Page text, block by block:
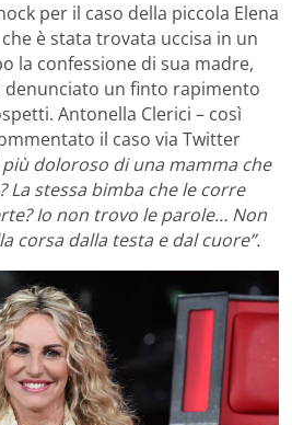
per il caso della piccola Elena
è stata trovata uccisa in un
la confessione di sua madre,
denunciato un finto rapimento
Antonella Clerici – così
il caso via Twitter
più doloroso di una mamma che
La stessa bimba che le corre
Io non trovo le parole… Non
corsa dalla testa e dal cuore”.